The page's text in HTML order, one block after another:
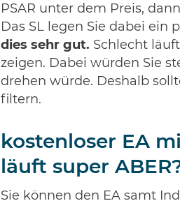
PSAR unter dem Preis,
Das SL legen Sie dabei ein
dies sehr gut. Schlecht
zeigen. Dabei würden Sie
drehen würde. Deshalb
filtern.
kostenloser EA
läuft super
Sie können den EA samt